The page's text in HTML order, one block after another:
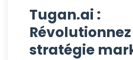
Tugan.ai :
stratégie